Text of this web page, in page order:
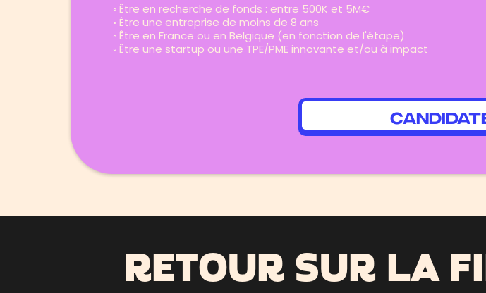
◦ Être en recherche de fonds : entre 500K et 5M€
◦ Être une entreprise de moins de 8 ans
◦ Être en France ou en Belgique (en fonction de l'étape)
◦ Être une startup ou une TPE/PME innovante et/ou à impact
RETOUR SUR LA